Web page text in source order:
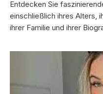
Entdecken Sie
einschließlich ihres Alters,
ihrer Familie und ihrer